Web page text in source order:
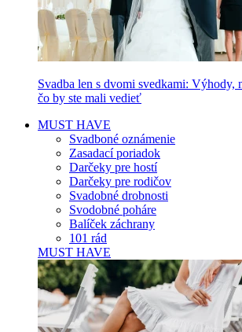
Svadba len s dvomi svedkami: Výhody,
čo by ste mali vedieť
MUST HAVE
Svadboné oznámenie
Zasadací poriadok
Darčeky pre hostí
Darčeky pre rodičov
Svadobné drobnosti
Svodobné poháre
Balíček záchrany
101 rád
MUST HAVE